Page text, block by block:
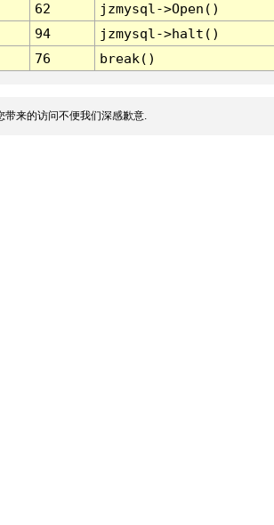
62
jzmysql->Open()
94
jzmysql->halt()
76 break()
来的访问不便我们深感歉意.